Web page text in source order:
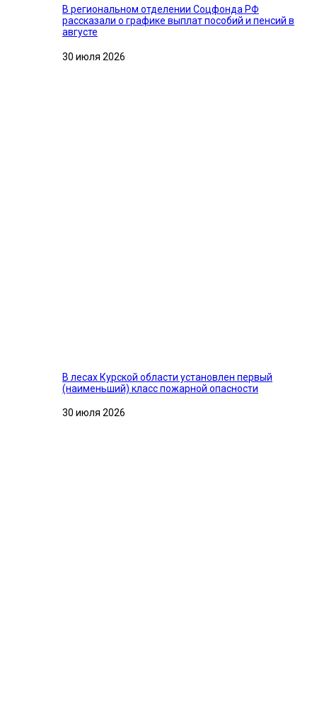
В региональном отделении Соцфонда РФ
рассказали о графике выплат пособий и пенсий в
августе
30 июля 2026
В лесах Курской области установлен первый
(наименьший) класс пожарной опасности
30 июля 2026